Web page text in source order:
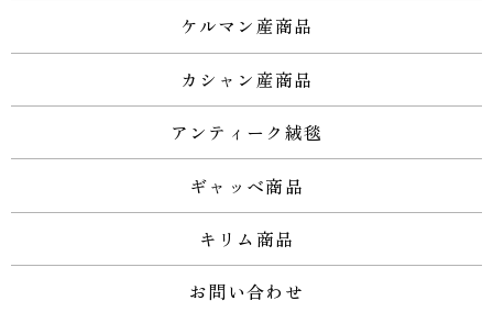
ケルマン産商品
カシャン産商品
アンティーク絨毯
ギャッベ商品
キリム商品
お問い合わせ